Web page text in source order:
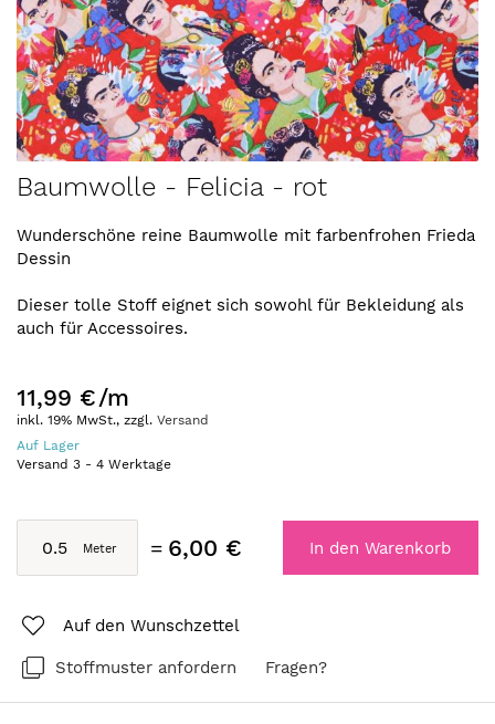
Anfang
Bildergalerie
springen
Baumwolle - Felicia - rot
Wunderschöne reine Baumwolle mit farbenfrohen Frieda
Dessin
Dieser tolle Stoff eignet sich sowohl für Bekleidung als
auch für Accessoires.
11,99 €/m
inkl. 19% MwSt., zzgl. Versand
Auf Lager
Versand 3 - 4 Werktage
6,00 € In den Warenkorb
Auf den Wunschzettel
Stoffmuster anfordern Fragen?